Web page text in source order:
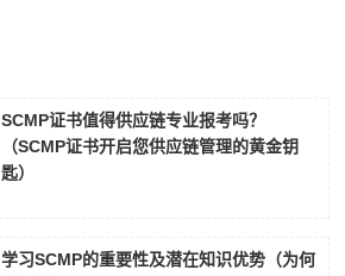
SCMP证书值得供应链专业报考吗？
（SCMP证书开启您供应链管理的黄金钥
匙）
学习SCMP的重要性及潜在知识优势（为何